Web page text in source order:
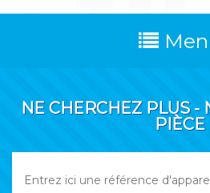
NE CHERCHEZ PLUS -
PIÈCE